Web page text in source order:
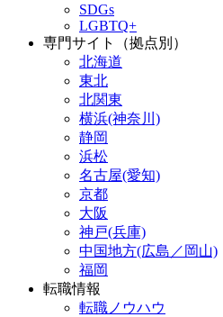
SDGs
LGBTQ+
専門サイト（拠点別）
北海道
東北
北関東
横浜(神奈川)
静岡
浜松
名古屋(愛知)
京都
大阪
神戸(兵庫)
中国地方(広島／岡山)
福岡
転職情報
転職ノウハウ